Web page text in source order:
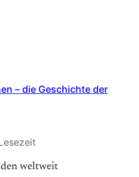
– die Geschichte der
weltweit